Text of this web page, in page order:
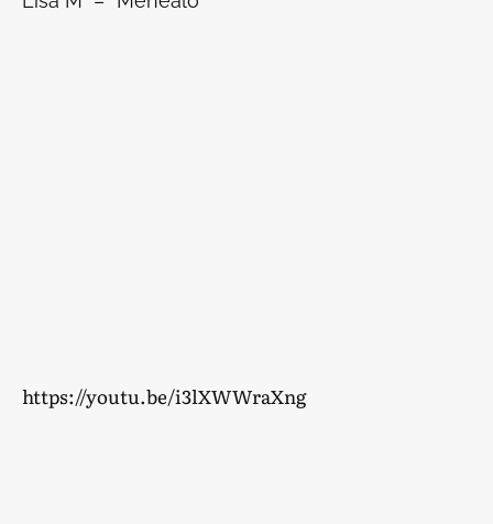
https://youtu.be/i3lXWWraXng